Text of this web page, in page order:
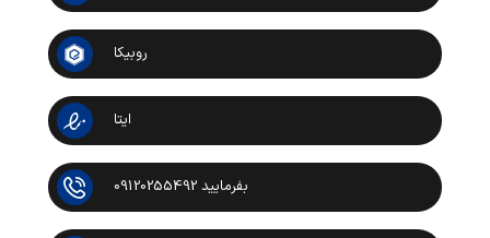
روبیکا
ایتا
بفرمایید 09120255492